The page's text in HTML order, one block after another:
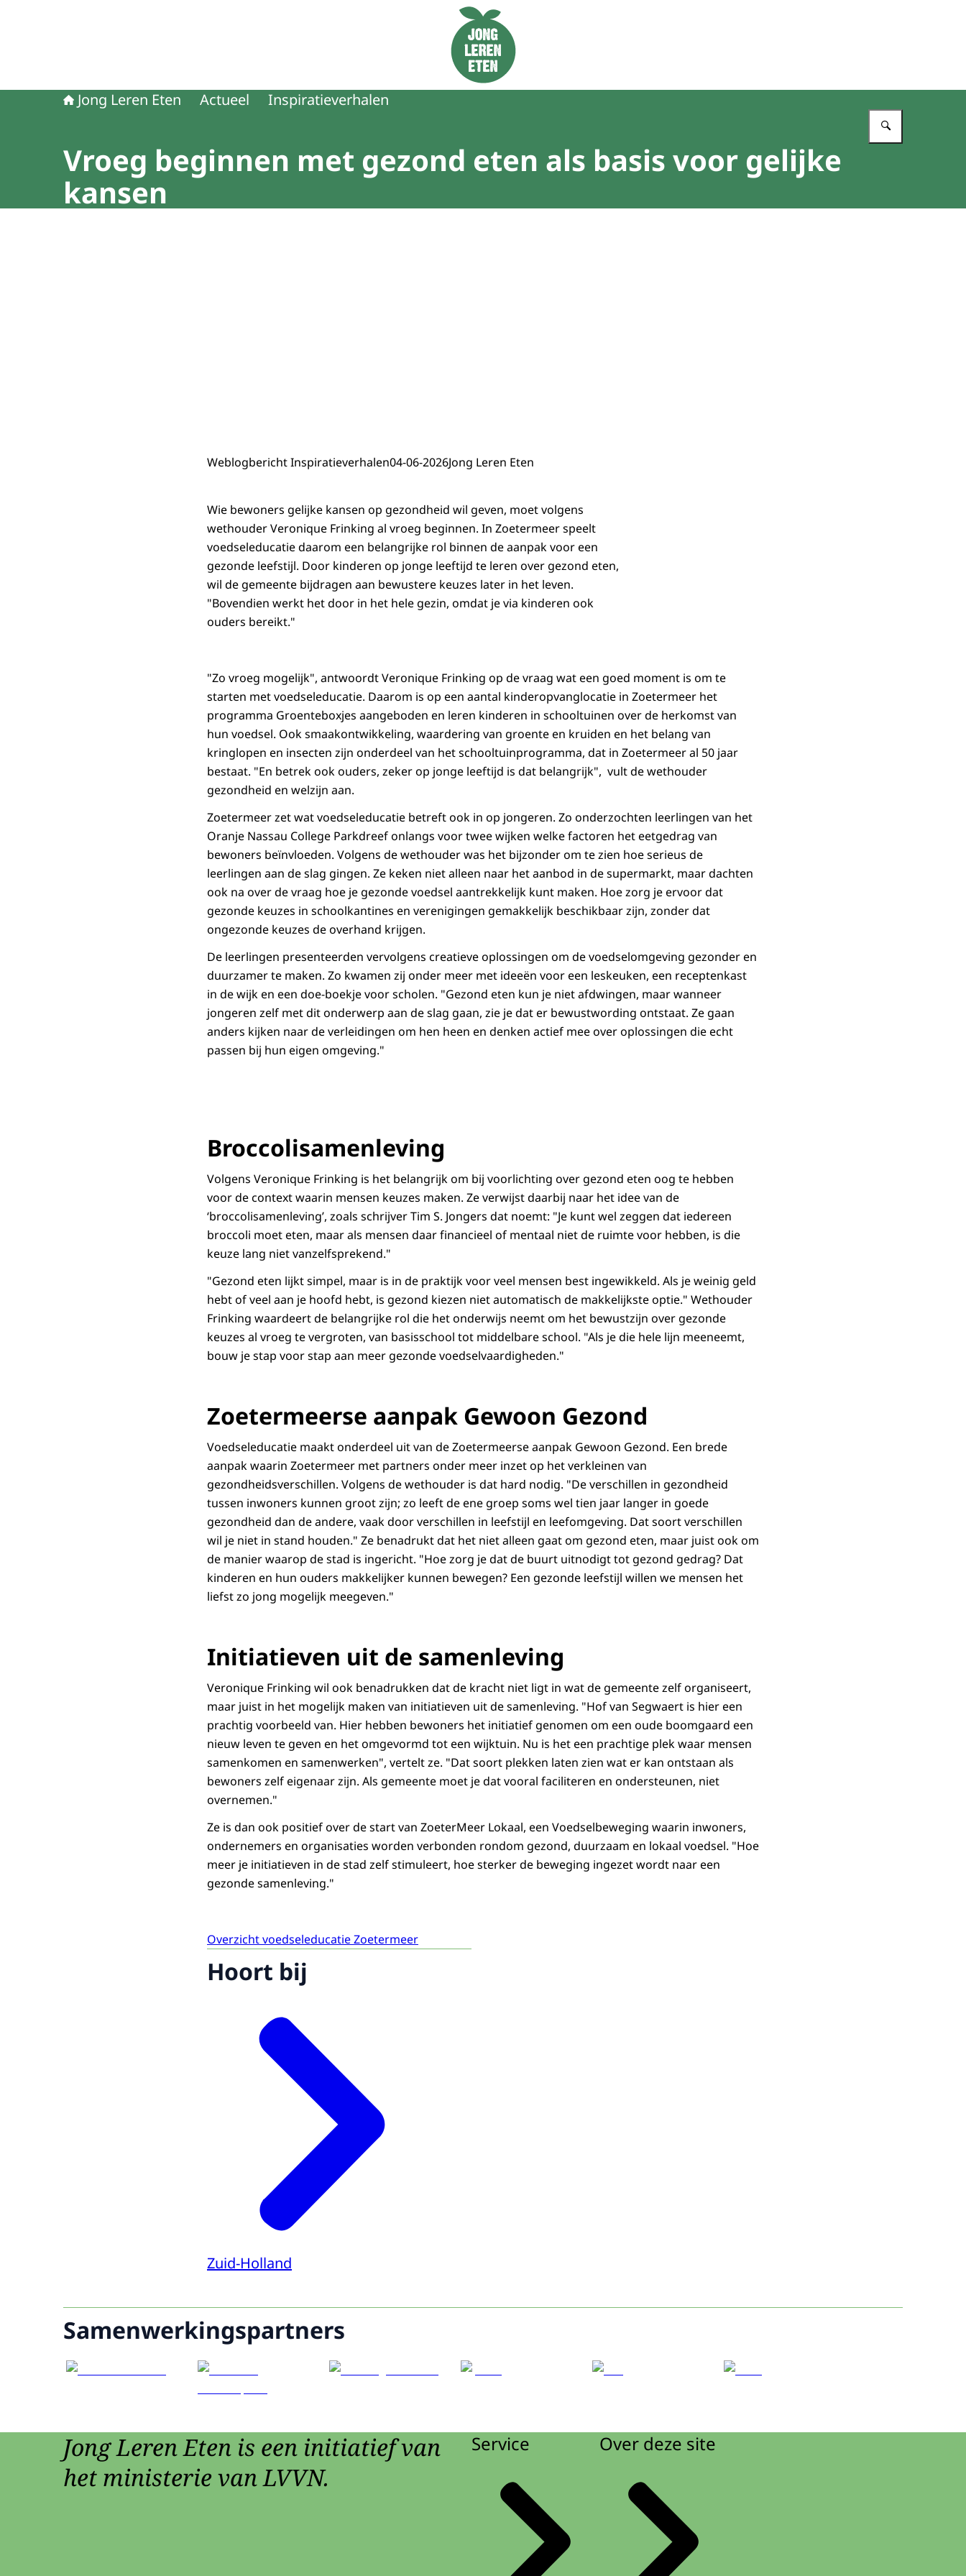
Naar de homepage van Jong Leren Eten
Jong Leren Eten Actueel Inspiratieverhalen
Vroeg beginnen met gezond eten als basis voor gelijke
kansen
Weblogbericht Inspiratieverhalen04-06-2026Jong Leren Eten
Wie bewoners gelijke kansen op gezondheid wil geven, moet volgens
wethouder Veronique Frinking al vroeg beginnen. In Zoetermeer speelt
voedseleducatie daarom een belangrijke rol binnen de aanpak voor een
gezonde leefstijl. Door kinderen op jonge leeftijd te leren over gezond eten,
wil de gemeente bijdragen aan bewustere keuzes later in het leven.
"Bovendien werkt het door in het hele gezin, omdat je via kinderen ook
ouders bereikt."
"Zo vroeg mogelijk", antwoordt Veronique Frinking op de vraag wat een goed moment is om te
starten met voedseleducatie. Daarom is op een aantal kinderopvanglocatie in Zoetermeer het
programma Groenteboxjes aangeboden en leren kinderen in schooltuinen over de herkomst van
hun voedsel. Ook smaakontwikkeling, waardering van groente en kruiden en het belang van
kringlopen en insecten zijn onderdeel van het schooltuinprogramma, dat in Zoetermeer al 50 jaar
bestaat. "En betrek ook ouders, zeker op jonge leeftijd is dat belangrijk", vult de wethouder
gezondheid en welzijn aan.
Zoetermeer zet wat voedseleducatie betreft ook in op jongeren. Zo onderzochten leerlingen van het
Oranje Nassau College Parkdreef onlangs voor twee wijken welke factoren het eetgedrag van
bewoners beïnvloeden. Volgens de wethouder was het bijzonder om te zien hoe serieus de
leerlingen aan de slag gingen. Ze keken niet alleen naar het aanbod in de supermarkt, maar dachten
ook na over de vraag hoe je gezonde voedsel aantrekkelijk kunt maken. Hoe zorg je ervoor dat
gezonde keuzes in schoolkantines en verenigingen gemakkelijk beschikbaar zijn, zonder dat
ongezonde keuzes de overhand krijgen.
De leerlingen presenteerden vervolgens creatieve oplossingen om de voedselomgeving gezonder en
duurzamer te maken. Zo kwamen zij onder meer met ideeën voor een leskeuken, een receptenkast
in de wijk en een doe-boekje voor scholen. "Gezond eten kun je niet afdwingen, maar wanneer
jongeren zelf met dit onderwerp aan de slag gaan, zie je dat er bewustwording ontstaat. Ze gaan
anders kijken naar de verleidingen om hen heen en denken actief mee over oplossingen die echt
passen bij hun eigen omgeving."
Broccolisamenleving
Volgens Veronique Frinking is het belangrijk om bij voorlichting over gezond eten oog te hebben
voor de context waarin mensen keuzes maken. Ze verwijst daarbij naar het idee van de
‘broccolisamenleving’, zoals schrijver Tim S. Jongers dat noemt: "Je kunt wel zeggen dat iedereen
broccoli moet eten, maar als mensen daar financieel of mentaal niet de ruimte voor hebben, is die
keuze lang niet vanzelfsprekend."
"Gezond eten lijkt simpel, maar is in de praktijk voor veel mensen best ingewikkeld. Als je weinig geld
hebt of veel aan je hoofd hebt, is gezond kiezen niet automatisch de makkelijkste optie." Wethouder
Frinking waardeert de belangrijke rol die het onderwijs neemt om het bewustzijn over gezonde
keuzes al vroeg te vergroten, van basisschool tot middelbare school. "Als je die hele lijn meeneemt,
bouw je stap voor stap aan meer gezonde voedselvaardigheden."
Zoetermeerse aanpak Gewoon Gezond
Voedseleducatie maakt onderdeel uit van de Zoetermeerse aanpak Gewoon Gezond. Een brede
aanpak waarin Zoetermeer met partners onder meer inzet op het verkleinen van
gezondheidsverschillen. Volgens de wethouder is dat hard nodig. "De verschillen in gezondheid
tussen inwoners kunnen groot zijn; zo leeft de ene groep soms wel tien jaar langer in goede
gezondheid dan de andere, vaak door verschillen in leefstijl en leefomgeving. Dat soort verschillen
wil je niet in stand houden." Ze benadrukt dat het niet alleen gaat om gezond eten, maar juist ook om
de manier waarop de stad is ingericht. "Hoe zorg je dat de buurt uitnodigt tot gezond gedrag? Dat
kinderen en hun ouders makkelijker kunnen bewegen? Een gezonde leefstijl willen we mensen het
liefst zo jong mogelijk meegeven."
Initiatieven uit de samenleving
Veronique Frinking wil ook benadrukken dat de kracht niet ligt in wat de gemeente zelf organiseert,
maar juist in het mogelijk maken van initiatieven uit de samenleving. "Hof van Segwaert is hier een
prachtig voorbeeld van. Hier hebben bewoners het initiatief genomen om een oude boomgaard een
nieuw leven te geven en het omgevormd tot een wijktuin. Nu is het een prachtige plek waar mensen
samenkomen en samenwerken", vertelt ze. "Dat soort plekken laten zien wat er kan ontstaan als
bewoners zelf eigenaar zijn. Als gemeente moet je dat vooral faciliteren en ondersteunen, niet
overnemen."
Ze is dan ook positief over de start van ZoeterMeer Lokaal, een Voedselbeweging waarin inwoners,
ondernemers en organisaties worden verbonden rondom gezond, duurzaam en lokaal voedsel. "Hoe
meer je initiatieven in de stad zelf stimuleert, hoe sterker de beweging ingezet wordt naar een
gezonde samenleving."
Overzicht voedseleducatie Zoetermeer
Hoort bij
Zuid-Holland
Samenwerkingspartners
Jong Leren Eten is een initiatief van
het ministerie van LVVN.
Service Over deze site